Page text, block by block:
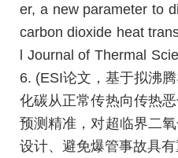
er, a new parameter to
carbon dioxide heat
l Journal of Thermal
6. (ESI论文，基于拟沸
化碳从正常传热向传热
预测精准，对超临界二
设计、避免爆管事故具